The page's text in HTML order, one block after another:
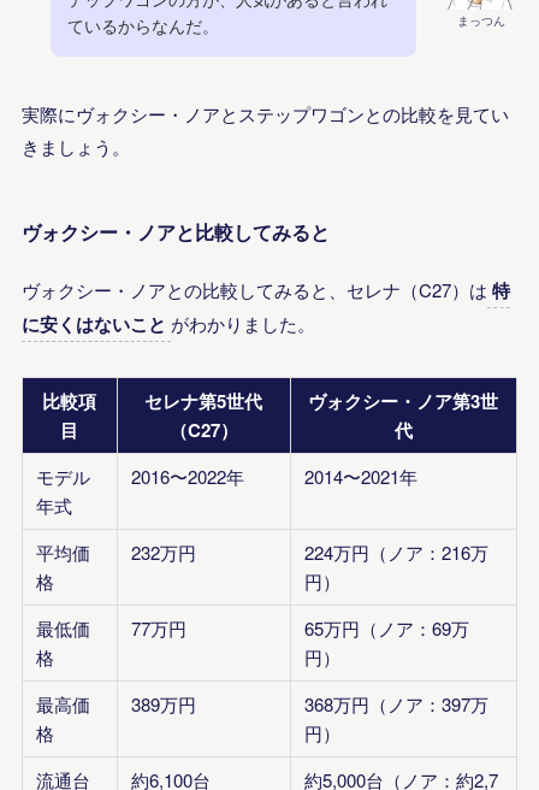
まっつん
ているからなんだ。
実際にヴォクシー・ノアとステップワゴンとの比較を見てい
きましょう。
ヴォクシー・ノアと比較してみると
ヴォクシー・ノアとの比較してみると、セレナ（C27）は 特
に安くはないこと がわかりました。
比較項
目
セレナ第5世代
（C27）
ヴォクシー・ノア第3世
代
モデル
年式
2016〜2022年 2014〜2021年
平均価
格
232万円
224万円（ノア：216万
円）
最低価
格
77万円
65万円（ノア：69万
円）
最高価
格
389万円
368万円（ノア：397万
円）
流通台
約6,100台
約5,000台（ノア：約2,7